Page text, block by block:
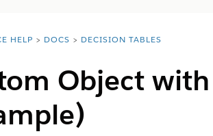
HELP DOCS DECISION TABLES
Object